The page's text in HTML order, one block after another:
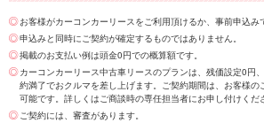
お客様がカーコンカーリースをご利用頂けるか、事前申込み
申込みと同時にご契約が確定するものではありません。
掲載のお支払い例は頭金0円での概算額です。
カーコンカーリース中古車リースのプランは、残価設定0円
約満了でおクルマを差し上げます。ご契約期間は、お客様の
可能です。詳しくはご商談時の専任担当者にお申し付けくだ
ご契約には、審査があります。